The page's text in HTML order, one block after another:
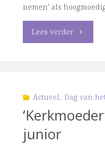
nemen’ als
Lees verder "Sterke
de
Actueel, Dag van
junior